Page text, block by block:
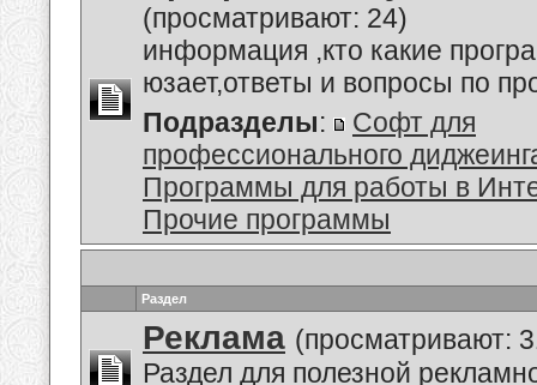
(просматривают: 24)
информация ,кто какие
юзает,ответы и вопросы по
Подразделы:
Софт для
профессионального
Программы для работы в
Прочие программы
Раздел
Реклама (просматривают:
Раздел для полезной